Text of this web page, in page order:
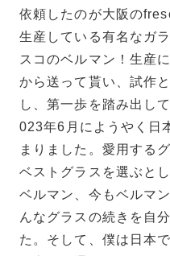
依頼したのが大阪の
生産している有名なガ
スコのベルマン！生産
から送って貰い、試作
し、第一歩を踏み出し
023年6月にようやく日
まりました。愛用する
ベストグラスを選ぶと
ベルマン、今もベルマ
んなグラスの続きを自
た。そして、僕は日本